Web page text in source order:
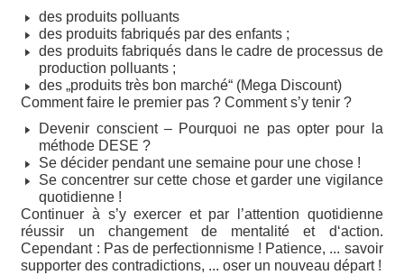
des produits polluants
des produits fabriqués par des enfants ;
des produits fabriqués dans le cadre de processus de
production polluants ;
des „produits très bon marché“ (Mega Discount)
Comment faire le premier pas ? Comment s’y tenir ?
Devenir conscient – Pourquoi ne pas opter pour la
méthode DESE ?
Se décider pendant une semaine pour une chose !
Se concentrer sur cette chose et garder une vigilance
quotidienne !
Continuer à s’y exercer et par l’attention quotidienne
réussir un changement de mentalité et d‘action.
Cependant : Pas de perfectionnisme ! Patience, ... savoir
supporter des contradictions, ... oser un nouveau départ !